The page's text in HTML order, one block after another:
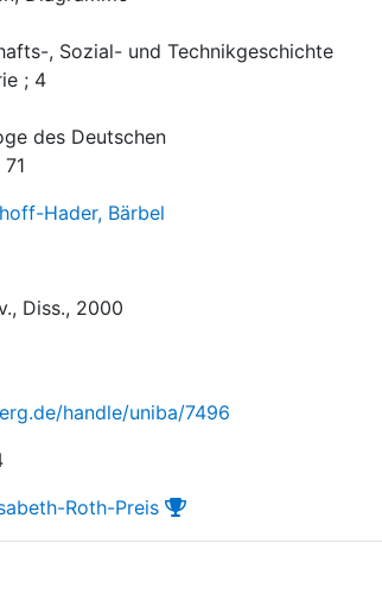
, Sozial- und Technikgeschichte
; 4
des Deutschen
Hader, Bärbel
Diss., 2000
handle/uniba/7496
Roth-Preis